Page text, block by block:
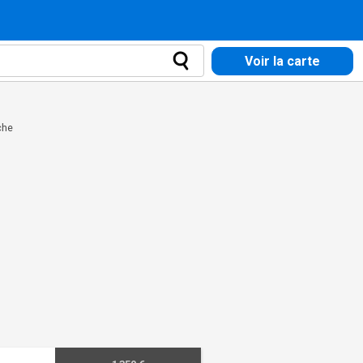
Voir la carte